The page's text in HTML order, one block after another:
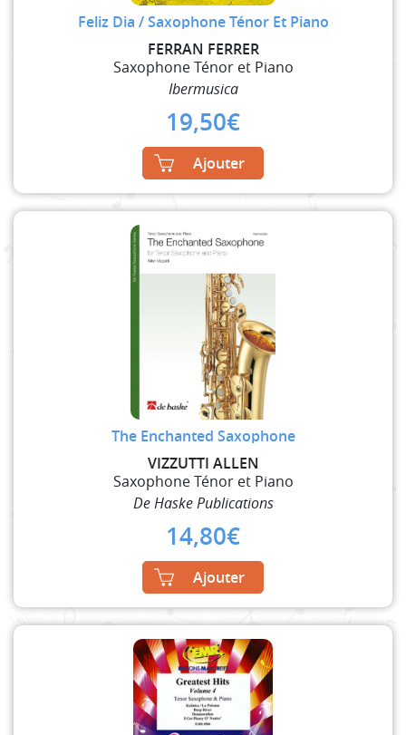
Feliz Dia / Saxophone Ténor Et Piano
FERRAN FERRER
Saxophone Ténor et Piano
Ibermusica
19,50€
Ajouter
The Enchanted Saxophone
VIZZUTTI ALLEN
Saxophone Ténor et Piano
De Haske Publications
14,80€
Ajouter